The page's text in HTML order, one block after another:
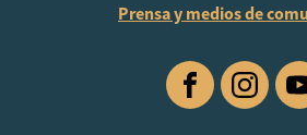
Prensa y medios de
Facebook